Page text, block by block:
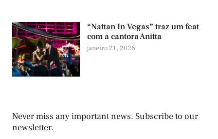
“Nattan In Vegas” traz um feat
com a cantora Anitta
janeiro 21, 2026
Never miss any important news. Subscribe to our
newsletter.